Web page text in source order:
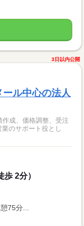
3日以内公開
ル中心の法人
成、価格調整、受注
のサポート役とし
2分）
75分...